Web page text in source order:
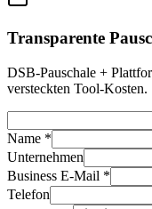
Transparente
DSB-Pauschale +
versteckten Tool-Kosten.
Name *
Unternehmen
Business E-Mail *
Telefon